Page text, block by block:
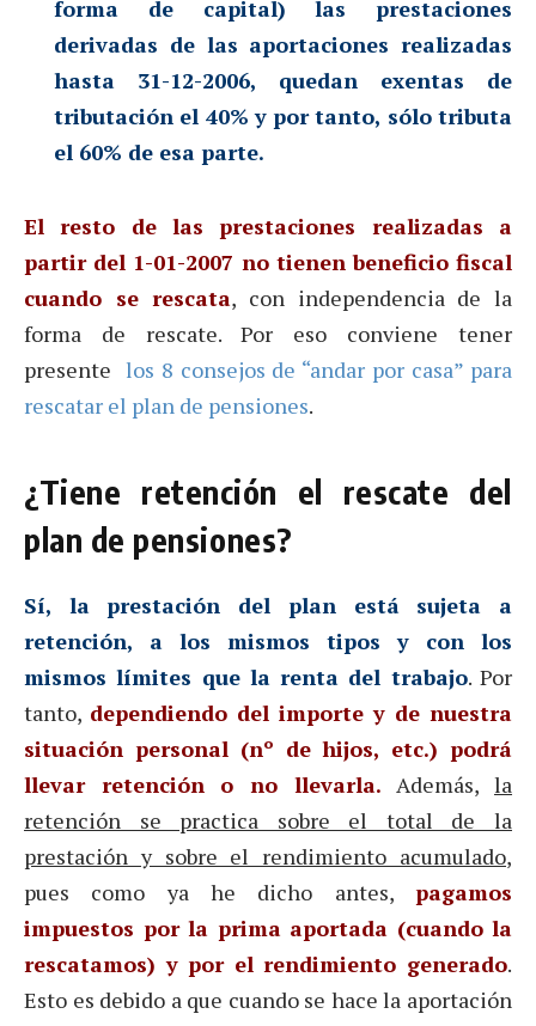
forma de capital) las prestaciones
derivadas de las aportaciones realizadas
hasta 31-12-2006, quedan exentas de
tributación el 40% y por tanto, sólo tributa
el 60% de esa parte.
El resto de las prestaciones realizadas a
partir del 1-01-2007 no tienen beneficio fiscal
cuando se rescata, con independencia de la
forma de rescate. Por eso conviene tener
presente los 8 consejos de “andar por casa” para
rescatar el plan de pensiones.
¿Tiene retención el rescate del
plan de pensiones?
Sí, la prestación del plan está sujeta a
retención, a los mismos tipos y con los
mismos límites que la renta del trabajo. Por
tanto, dependiendo del importe y de nuestra
situación personal (nº de hijos, etc.) podrá
llevar retención o no llevarla. Además,la
retención se practica sobre el total de la
prestación y sobre el rendimiento acumulado,
pues como ya he dicho antes, pagamos
impuestos por la prima aportada (cuando la
rescatamos) y por el rendimiento generado.
Esto es debido a que cuando se hace la aportación